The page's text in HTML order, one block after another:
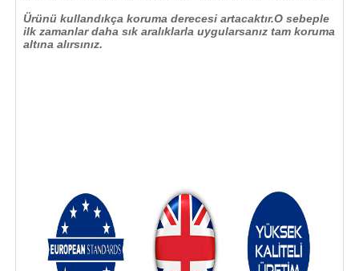
Ürünü kullandıkça koruma derecesi artacaktır.O sebeple
ilk zamanlar daha sık aralıklarla uygularsanız tam koruma
altına alırsınız.